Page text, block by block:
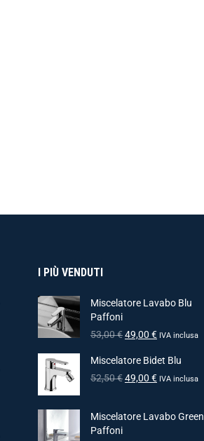
I PIÙ VENDUTI
Miscelatore Lavabo Blu
Paffoni
53,00€49,00 € IVA inclusa
Miscelatore Bidet Blu
52,50€49,00 € IVA inclusa
Miscelatore Lavabo Green
Paffoni